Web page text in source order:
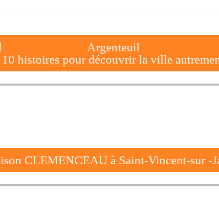
Argenteuil
10 histoires pour découvrir la ville
CLEMENCEAU à Saint-Vincent-sur -